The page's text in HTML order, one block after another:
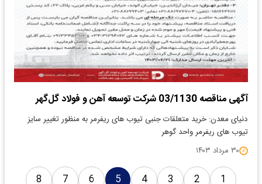
آگهی مناقصه 03/1130 شرکت توسعه آهن و فولاد گل‌گهر
دنیای معدن: خرید متعلقات جنبی تیوب های ریفرمر به منظور تغییر سایز
تیوب های ریفرمر واحد گوهر
۳۰ مرداد ۱۴۰۳
1
2
3
4
5
6
7
8